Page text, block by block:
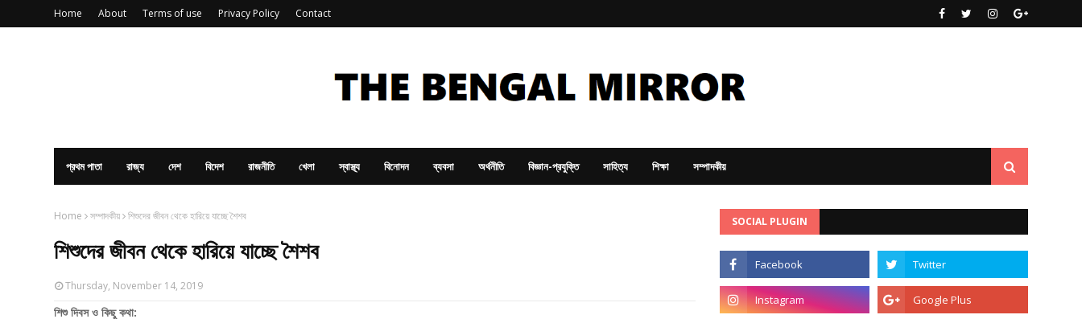
Home About Terms of use Privacy Policy Contact
প্রথম পাতা রাজ্য দেশ বিদেশ রাজনীতি খেলা স্বাস্থ্য বিনোদন ব্যবসা অর্থনীতি বিজ্ঞান-প্রযুক্তি সাহিত্য শিক্ষা সম্পাদকীয়
Home সম্পাদকীয় শিশুদের জীবন থেকে হারিয়ে যাচ্ছে শৈশব
শিশুদের জীবন থেকে হারিয়ে যাচ্ছে শৈশব
Thursday, November 14, 2019
শিশু দিবস ও কিছু কথা:
SOCIAL PLUGIN